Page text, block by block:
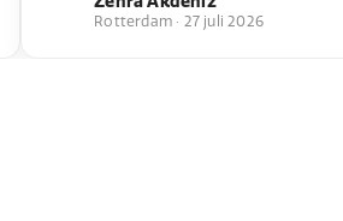
Rotterdam · 27 juli 2026